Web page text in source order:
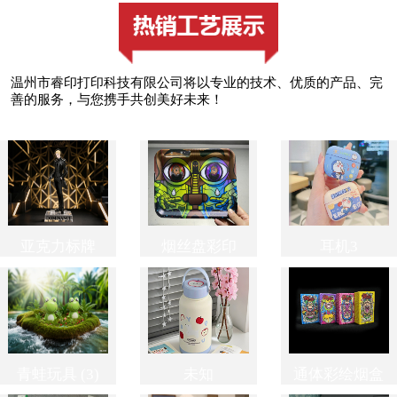
温州市睿印打印科技有限公司将以专业的技术、优质的产品、完
善的服务，与您携手共创美好未来！